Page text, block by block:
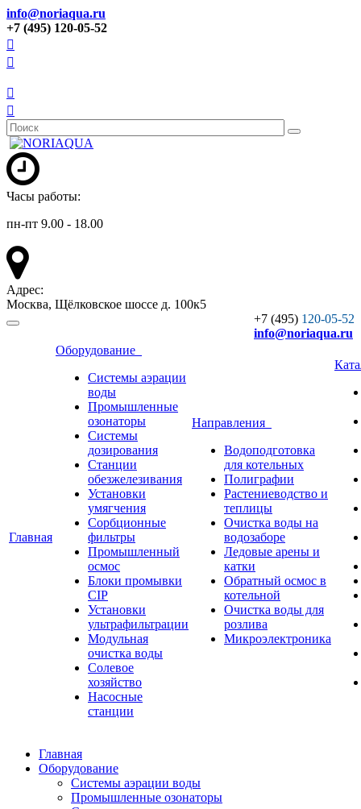
info@noriaqua.ru
+7 (495) 120-05-52
Часы работы:
пн-пт 9.00 - 18.00
Адрес:
Москва, Щёлковское шоссе д. 100к5
+7 (495) 120-05-52
info@noriaqua.ru
Главная
Оборудование
Системы аэрации
воды
Промышленные
озонаторы
Системы
дозирования
Станции
обезжелезивания
Установки
умягчения
Сорбционные
фильтры
Промышленный
осмос
Блоки промывки
CIP
Установки
ультрафильтрации
Модульная
очистка воды
Солевое
хозяйство
Насосные
станции
Направления
Водоподготовка
для котельных
Полиграфии
Растениеводство и
теплицы
Очистка воды на
водозаборе
Ледовые арены и
катки
Обратный осмос в
котельной
Очистка воды для
розлива
Микроэлектроника
Главная
Оборудование
Системы аэрации воды
Промышленные озонаторы